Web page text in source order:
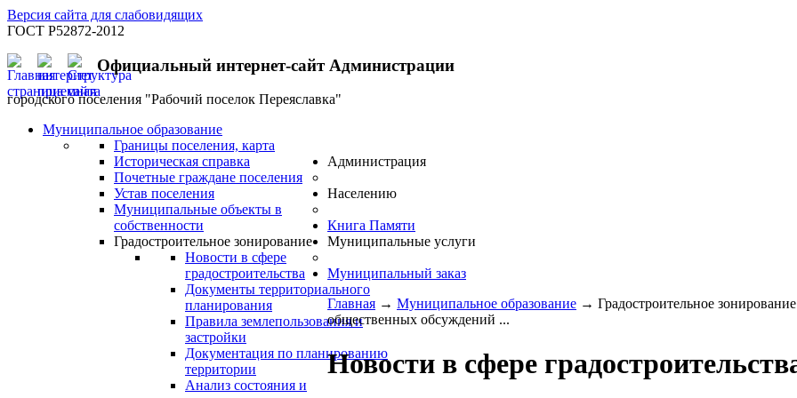
Версия сайта для слабовидящих
ГОСТ Р52872-2012
Официальный интернет-сайт Администрации
городского поселения "Рабочий поселок Переяславка"
Муниципальное образование
Границы поселения, карта
Историческая справка
Почетные граждане поселения
Устав поселения
Муниципальные объекты в
собственности
Градостроительное зонирование
Новости в сфере
градостроительства
Документы территориального
планирования
Правила землепользования и
застройки
Документация по планированию
территории
Анализ состояния и
Администрация
Населению
Книга Памяти
Муниципальные услуги
Муниципальный заказ
Главная → Муниципальное образование → Градостроительное зонирование
общественных обсуждений ...
Новости в сфере